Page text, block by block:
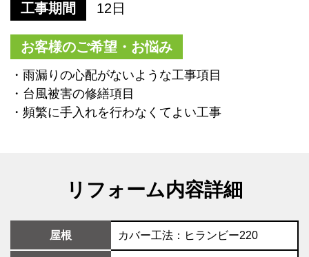
工事期間 12日
お客様のご希望・お悩み
・雨漏りの心配がないような工事項目
・台風被害の修繕項目
・頻繁に手入れを行わなくてよい工事
リフォーム内容詳細
屋根 カバー工法：ヒランビー220